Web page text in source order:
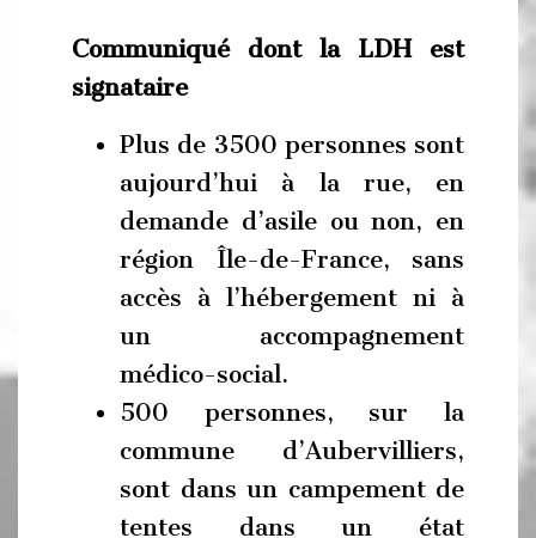
Communiqué dont la LDH est
signataire
Plus de 3500 personnes sont
aujourd’hui à la rue, en
demande d’asile ou non, en
région Île-de-France, sans
accès à l’hébergement ni à
un accompagnement
médico-social.
500 personnes, sur la
commune d’Aubervilliers,
sont dans un campement de
tentes dans un état